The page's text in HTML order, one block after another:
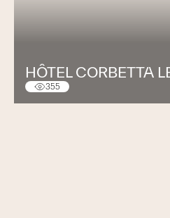
HÔTEL CORBETTA
355